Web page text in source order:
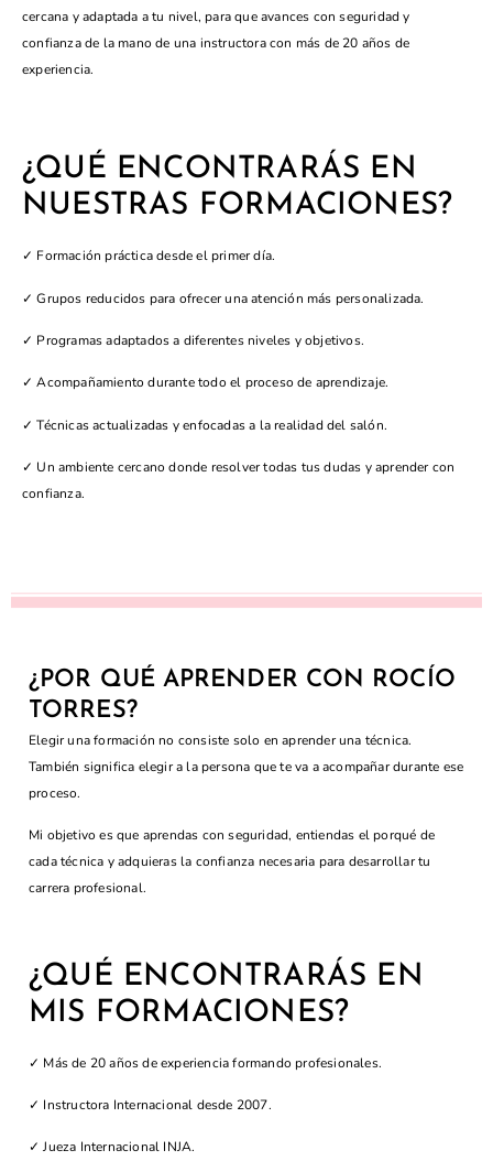
cercana y adaptada a tu nivel, para que avances con seguridad y
confianza de la mano de una instructora con más de 20 años de
experiencia.
¿QUÉ ENCONTRARÁS EN
NUESTRAS FORMACIONES?
✓ Formación práctica desde el primer día.
✓ Grupos reducidos para ofrecer una atención más personalizada.
✓ Programas adaptados a diferentes niveles y objetivos.
✓ Acompañamiento durante todo el proceso de aprendizaje.
✓ Técnicas actualizadas y enfocadas a la realidad del salón.
✓ Un ambiente cercano donde resolver todas tus dudas y aprender con
confianza.
¿POR QUÉ APRENDER CON ROCÍO
TORRES?
Elegir una formación no consiste solo en aprender una técnica.
También significa elegir a la persona que te va a acompañar durante ese
proceso.
Mi objetivo es que aprendas con seguridad, entiendas el porqué de
cada técnica y adquieras la confianza necesaria para desarrollar tu
carrera profesional.
¿QUÉ ENCONTRARÁS EN
MIS FORMACIONES?
✓ Más de 20 años de experiencia formando profesionales.
✓ Instructora Internacional desde 2007.
✓ Jueza Internacional INJA.